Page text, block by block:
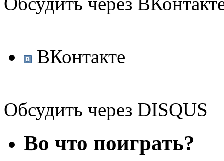
ВКонтакте
Обсудить через DISQUS
Во что поиграть?